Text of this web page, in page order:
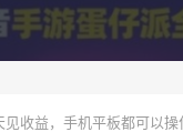
收益，手机平板都可以操